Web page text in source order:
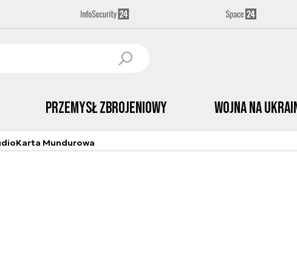
Przemysł Zbrojeniowy Wojna na
Karta Mundurowa